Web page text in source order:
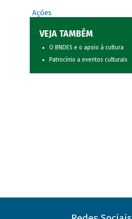
Ações
VEJA TAMBÉM
O BNDES e o apoio à cultura
Patrocínio a eventos culturais